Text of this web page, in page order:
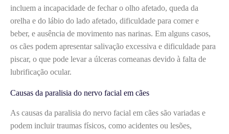
incluem a incapacidade de fechar o olho afetado, queda da
orelha e do lábio do lado afetado, dificuldade para comer e
beber, e ausência de movimento nas narinas. Em alguns casos,
os cães podem apresentar salivação excessiva e dificuldade para
piscar, o que pode levar a úlceras corneanas devido à falta de
lubrificação ocular.
Causas da paralisia do nervo facial em cães
As causas da paralisia do nervo facial em cães são variadas e
podem incluir traumas físicos, como acidentes ou lesões,